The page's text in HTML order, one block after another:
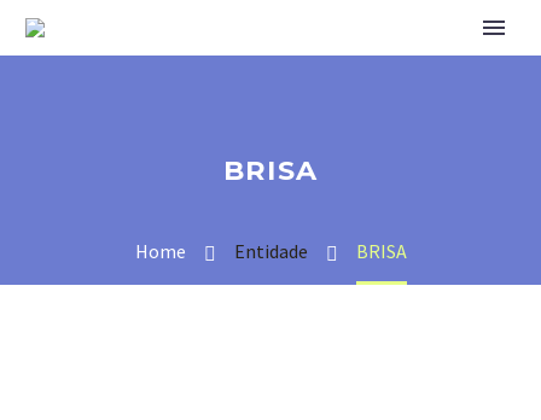
BRISA
Home Entidade BRISA